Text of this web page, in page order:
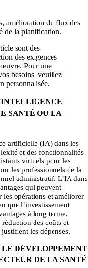
amélioration du flux des
de la planification.
sont des
des exigences
œuvre. Pour une
besoins, veuillez
personnalisée.
SANTÉ OU LA
artificielle (IA) dans les
et des fonctionnalités
virtuels pour les
les professionnels de la
administratif. L’IA dans
qui peuvent
les opérations et améliorer
que l’investissement
à long terme,
des coûts et
les dépenses.
LE DÉVELOPPEMENT
DE LA SANTÉ